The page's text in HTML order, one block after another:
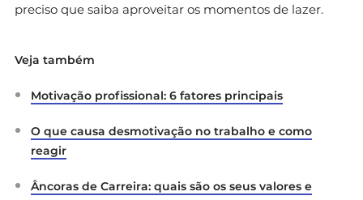
preciso que saiba aproveitar os momentos de lazer.
Veja também
Motivação profissional: 6 fatores principais
O que causa desmotivação no trabalho e como
reagir
Âncoras de Carreira: quais são os seus valores e